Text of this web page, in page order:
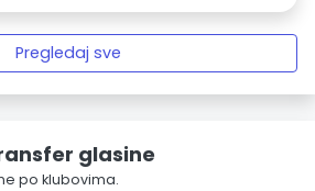
Pregledaj sve
glasine
po klubovima.